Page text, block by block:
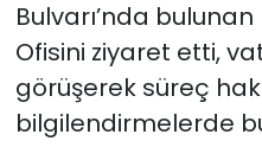
Bulvarı’nda
Ofisini ziyaret etti,
görüşerek süreç
bilgilendirmelerde